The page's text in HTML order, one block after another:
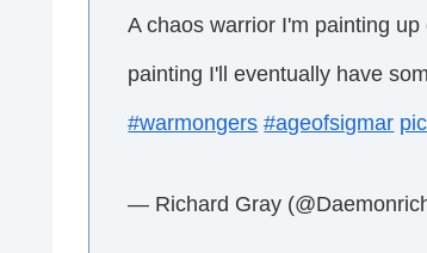
A chaos warrior I'm painting
painting I'll eventually have
#warmongers #ageofsigmar
— Richard Gray